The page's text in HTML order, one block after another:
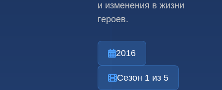
и изменения в жизни
героев.
2016
Сезон 1 из 5